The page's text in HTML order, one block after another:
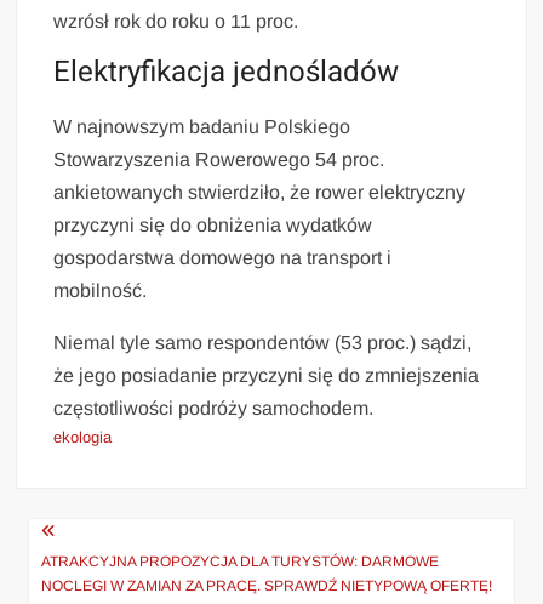
wzrósł rok do roku o 11 proc.
Elektryfikacja jednośladów
W najnowszym badaniu Polskiego
Stowarzyszenia Rowerowego 54 proc.
ankietowanych stwierdziło, że rower elektryczny
przyczyni się do obniżenia wydatków
gospodarstwa domowego na transport i
mobilność.
Niemal tyle samo respondentów (53 proc.) sądzi,
że jego posiadanie przyczyni się do zmniejszenia
częstotliwości podróży samochodem.
ekologia
Nawigacja
wpisu
ATRAKCYJNA PROPOZYCJA DLA TURYSTÓW: DARMOWE
NOCLEGI W ZAMIAN ZA PRACĘ. SPRAWDŹ NIETYPOWĄ OFERTĘ!